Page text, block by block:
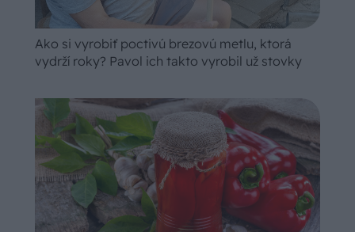
Ako si vyrobiť poctivú brezovú metlu, ktorá
vydrží roky? Pavol ich takto vyrobil už stovky